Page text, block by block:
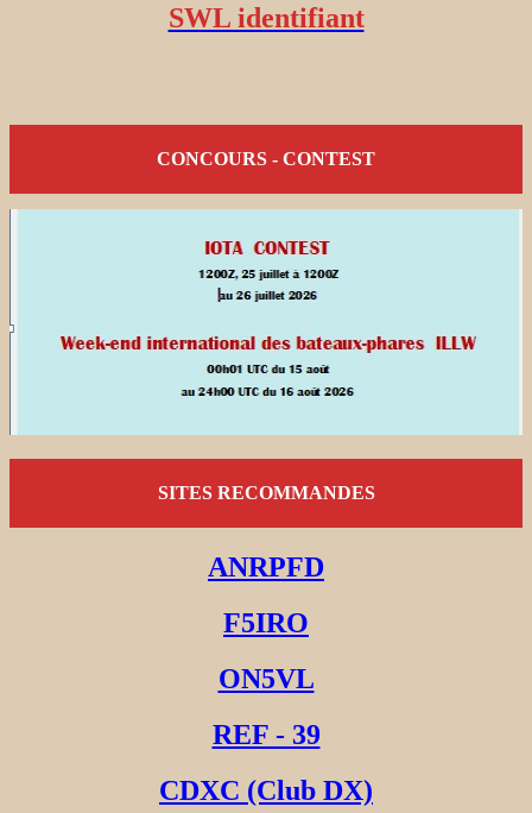
SWL identifiant
CONCOURS - CONTEST
SITES RECOMMANDES
ANRPFD
F5IRO
ON5VL
REF - 39
CDXC (Club DX)